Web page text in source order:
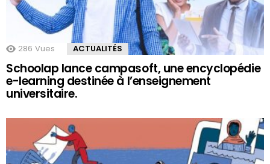
286 Vues ACTUALITÉS
Schoolap lance campasoft, une encyclopédie
e-learning destinée à l’enseignement
universitaire.